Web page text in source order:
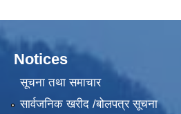
Notices
सूचना तथा समाचार
सार्वजनिक खरीद /बोलपत्र सूचना